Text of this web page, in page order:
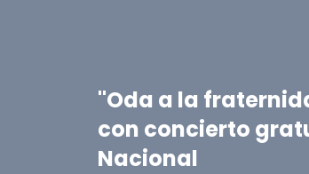
"Oda a la
con concierto
Nacional